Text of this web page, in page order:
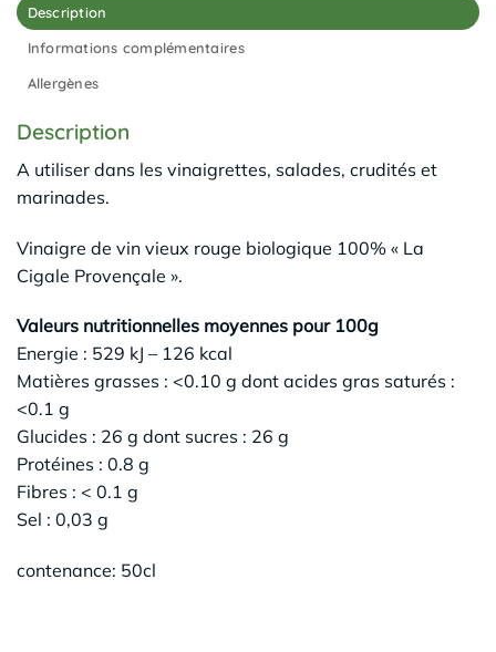
Description
Informations complémentaires
Allergènes
Description
A utiliser dans les vinaigrettes, salades, crudités et
marinades.
Vinaigre de vin vieux rouge biologique 100% « La
Cigale Provençale ».
Valeurs nutritionnelles moyennes pour 100g
Energie : 529 kJ – 126 kcal
Matières grasses : <0.10 g dont acides gras saturés :
<0.1 g
Glucides : 26 g dont sucres : 26 g
Protéines : 0.8 g
Fibres : < 0.1 g
Sel : 0,03 g
contenance: 50cl